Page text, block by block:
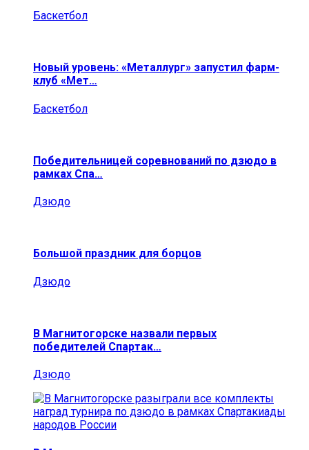
Баскетбол
Новый уровень: «Металлург» запустил фарм-
клуб «Мет…
Баскетбол
Победительницей соревнований по дзюдо в
рамках Спа…
Дзюдо
Большой праздник для борцов
Дзюдо
В Магнитогорске назвали первых
победителей Спартак…
Дзюдо